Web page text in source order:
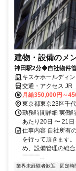
建物・設備のメ
神田駅2分◆自社物件
キスケホールディ
交通・アクセス JR
歩2分
月給350,000円～
東京都東京23区千
勤務時間詳細 実働
あたり20日 〜 21
仕事内容 自社所有
を行って頂きます
め、設備管理の総
￣￣￣...
業界未経験者歓迎 固定時